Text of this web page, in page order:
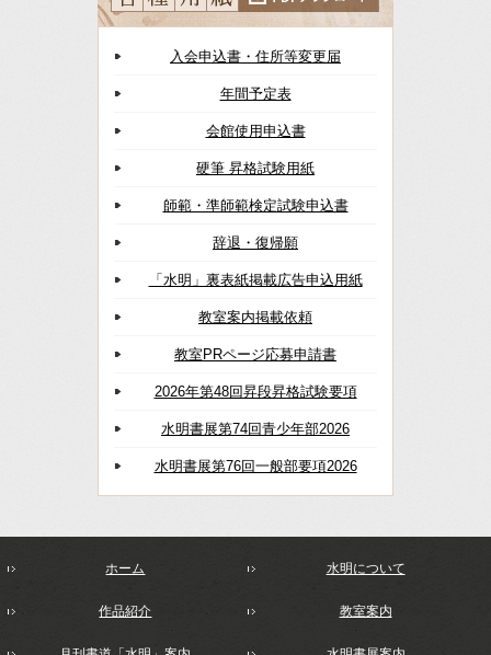
入会申込書・住所等変更届
年間予定表
会館使用申込書
硬筆 昇格試験用紙
師範・準師範検定試験申込書
辞退・復帰願
「水明」裏表紙掲載広告申込用紙
教室案内掲載依頼
教室PRページ応募申請書
2026年第48回昇段昇格試験要項
水明書展第74回青少年部2026
水明書展第76回一般部要項2026
ホーム 水明について
作品紹介 教室案内